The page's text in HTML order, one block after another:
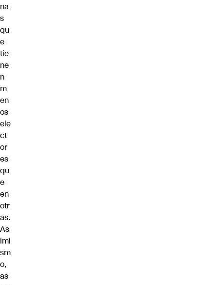
na
s
qu
e
tie
ne
n
m
en
os
ele
ct
or
es
qu
e
en
otr
as.
As
imi
sm
o,
as